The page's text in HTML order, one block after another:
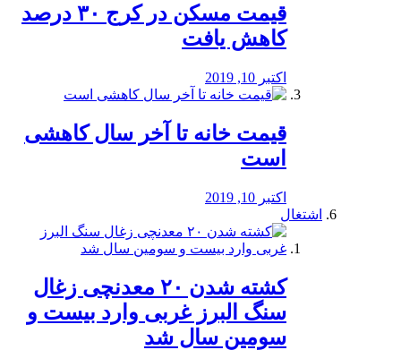
️قیمت مسکن در کرج ۳۰ درصد
کاهش یافت
اکتبر 10, 2019
قیمت خانه تا آخر سال کاهشی
است
اکتبر 10, 2019
اشتغال
کشته شدن ۲۰ معدنچی زغال
سنگ البرز غربی وارد بیست و
سومین سال شد